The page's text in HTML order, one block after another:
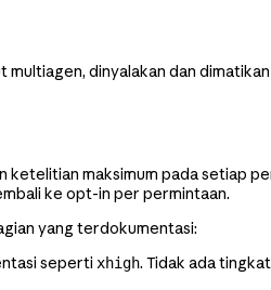
dinyalakan dan
maksimum pada setiap
ke opt-in per permintaan.
yang terdokumentasi:
seperti xhigh. Tidak ada